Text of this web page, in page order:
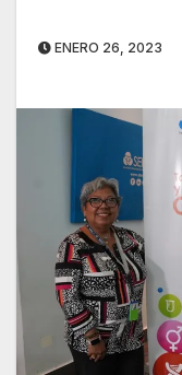
ENERO 26, 2023